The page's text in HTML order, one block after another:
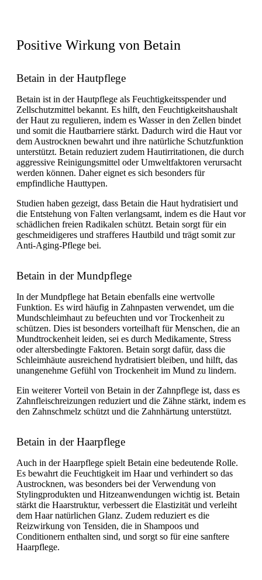
Positive Wirkung von Betain
Betain in der Hautpflege
Betain ist in der Hautpflege als Feuchtigkeitsspender und
Zellschutzmittel bekannt. Es hilft, den Feuchtigkeitshaushalt
der Haut zu regulieren, indem es Wasser in den Zellen bindet
und somit die Hautbarriere stärkt. Dadurch wird die Haut vor
dem Austrocknen bewahrt und ihre natürliche Schutzfunktion
unterstützt. Betain reduziert zudem Hautirritationen, die durch
aggressive Reinigungsmittel oder Umweltfaktoren verursacht
werden können. Daher eignet es sich besonders für
empfindliche Hauttypen.
Studien haben gezeigt, dass Betain die Haut hydratisiert und
die Entstehung von Falten verlangsamt, indem es die Haut vor
schädlichen freien Radikalen schützt. Betain sorgt für ein
geschmeidigeres und strafferes Hautbild und trägt somit zur
Anti-Aging-Pflege bei.
Betain in der Mundpflege
In der Mundpflege hat Betain ebenfalls eine wertvolle
Funktion. Es wird häufig in Zahnpasten verwendet, um die
Mundschleimhaut zu befeuchten und vor Trockenheit zu
schützen. Dies ist besonders vorteilhaft für Menschen, die an
Mundtrockenheit leiden, sei es durch Medikamente, Stress
oder altersbedingte Faktoren. Betain sorgt dafür, dass die
Schleimhäute ausreichend hydratisiert bleiben, und hilft, das
unangenehme Gefühl von Trockenheit im Mund zu lindern.
Ein weiterer Vorteil von Betain in der Zahnpflege ist, dass es
Zahnfleischreizungen reduziert und die Zähne stärkt, indem es
den Zahnschmelz schützt und die Zahnhärtung unterstützt.
Betain in der Haarpflege
Auch in der Haarpflege spielt Betain eine bedeutende Rolle.
Es bewahrt die Feuchtigkeit im Haar und verhindert so das
Austrocknen, was besonders bei der Verwendung von
Stylingprodukten und Hitzeanwendungen wichtig ist. Betain
stärkt die Haarstruktur, verbessert die Elastizität und verleiht
dem Haar natürlichen Glanz. Zudem reduziert es die
Reizwirkung von Tensiden, die in Shampoos und
Conditionern enthalten sind, und sorgt so für eine sanftere
Haarpflege.